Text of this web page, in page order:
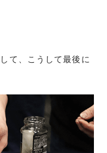
て、こうして最後に